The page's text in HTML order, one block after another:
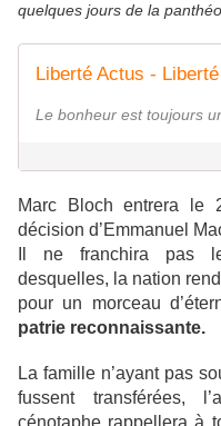
quelques jours de la
Liberté Actus -
Le bonheur est toujours
Marc Bloch entrera le
décision d’Emmanuel
Il ne franchira pas
desquelles, la nation
pour un morceau
patrie reconnaissante.
La famille n’ayant pas
fussent transférées,